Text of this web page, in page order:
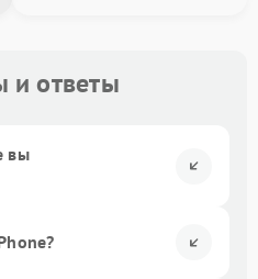
и ответы
вы